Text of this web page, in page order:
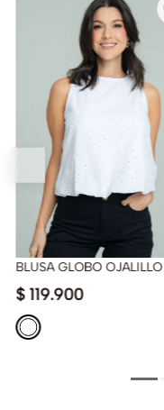
BLUSA GLOBO OJALILLO
$ 119.900